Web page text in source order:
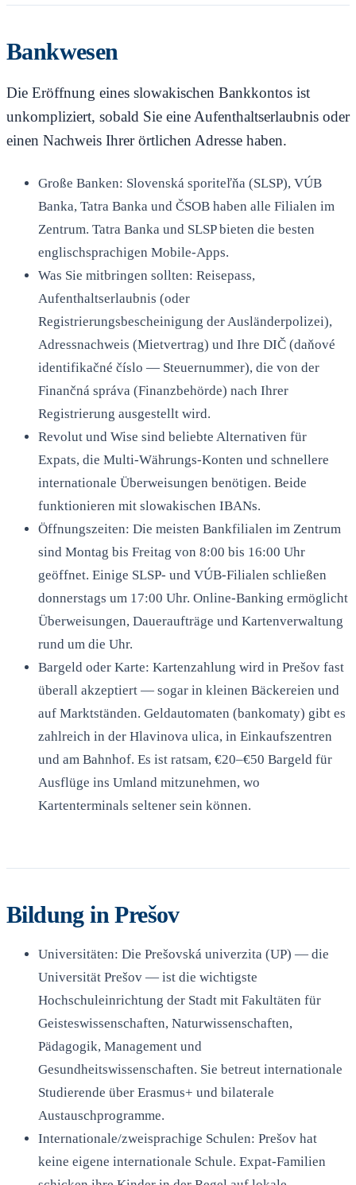
Bankwesen
Die Eröffnung eines slowakischen Bankkontos ist
unkompliziert, sobald Sie eine Aufenthaltserlaubnis oder
einen Nachweis Ihrer örtlichen Adresse haben.
Große Banken: Slovenská sporiteľňa (SLSP), VÚB
Banka, Tatra Banka und ČSOB haben alle Filialen im
Zentrum. Tatra Banka und SLSP bieten die besten
englischsprachigen Mobile-Apps.
Was Sie mitbringen sollten: Reisepass,
Aufenthaltserlaubnis (oder
Registrierungsbescheinigung der Ausländerpolizei),
Adressnachweis (Mietvertrag) und Ihre DIČ (daňové
identifikačné číslo — Steuernummer), die von der
Finančná správa (Finanzbehörde) nach Ihrer
Registrierung ausgestellt wird.
Revolut und Wise sind beliebte Alternativen für
Expats, die Multi-Währungs-Konten und schnellere
internationale Überweisungen benötigen. Beide
funktionieren mit slowakischen IBANs.
Öffnungszeiten: Die meisten Bankfilialen im Zentrum
sind Montag bis Freitag von 8:00 bis 16:00 Uhr
geöffnet. Einige SLSP- und VÚB-Filialen schließen
donnerstags um 17:00 Uhr. Online-Banking ermöglicht
Überweisungen, Daueraufträge und Kartenverwaltung
rund um die Uhr.
Bargeld oder Karte: Kartenzahlung wird in Prešov fast
überall akzeptiert — sogar in kleinen Bäckereien und
auf Marktständen. Geldautomaten (bankomaty) gibt es
zahlreich in der Hlavinova ulica, in Einkaufszentren
und am Bahnhof. Es ist ratsam, €20–€50 Bargeld für
Ausflüge ins Umland mitzunehmen, wo
Kartenterminals seltener sein können.
Bildung in Prešov
Universitäten: Die Prešovská univerzita (UP) — die
Universität Prešov — ist die wichtigste
Hochschuleinrichtung der Stadt mit Fakultäten für
Geisteswissenschaften, Naturwissenschaften,
Pädagogik, Management und
Gesundheitswissenschaften. Sie betreut internationale
Studierende über Erasmus+ und bilaterale
Austauschprogramme.
Internationale/zweisprachige Schulen: Prešov hat
keine eigene internationale Schule. Expat-Familien